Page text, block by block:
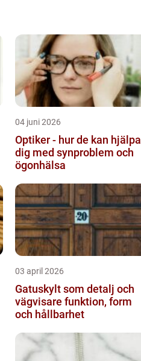
04 juni 2026
Optiker - hur de kan hjälpa
dig med synproblem och
ögonhälsa
03 april 2026
Gatuskylt som detalj och
vägvisare funktion, form
och hållbarhet